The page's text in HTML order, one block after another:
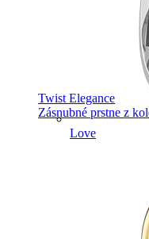
Twist Elegance
Zásnubné prstne z
Love